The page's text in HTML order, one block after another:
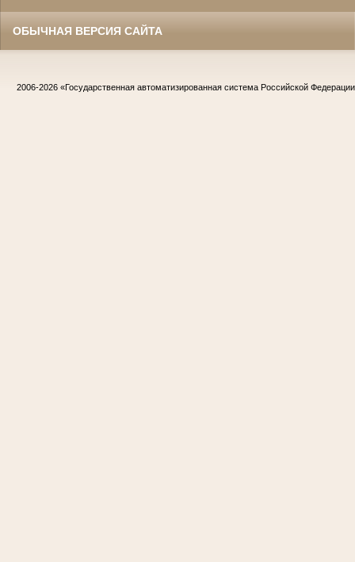
ОБЫЧНАЯ ВЕРСИЯ САЙТА
2006-2026 «Государственная автоматизированная система Российской